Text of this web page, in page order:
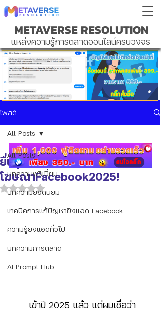
METAVERSE RESOLUTION
แหล่งความรู้การตลาดออนไลน์ครบวงจร
โพสต์
All Posts
บทความพรีเมี่ยม
บทความยอดนิยม
เทคนิคการแก้ปัญหายิงแอด Facebook
ความรู้ยิงแอดทั่วไป
บทความการตลาด
AI Prompt Hub
All Posts
ยื่นอุทรณ์บัญชี
โฆษณาFacebook2025!
ได้รับ NaN เต็ม 5 ดาว